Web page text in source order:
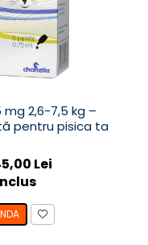
2,6-7,5 kg –
pentru pisica ta
Lei